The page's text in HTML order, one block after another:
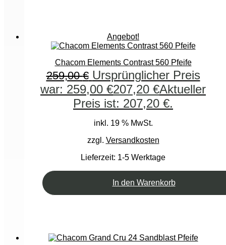
Angebot!
Chacom Elements Contrast 560 Pfeife
259,00€ Ursprünglicher Preis
war: 259,00 €207,20 €Aktueller
Preis ist: 207,20 €.
inkl. 19 % MwSt.
zzgl. Versandkosten
Lieferzeit: 1-5 Werktage
In den Warenkorb